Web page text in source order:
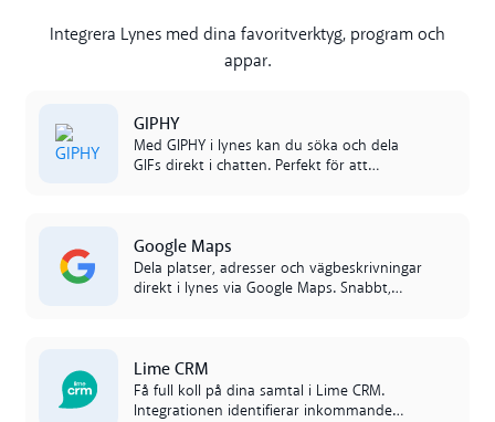
Integrera Lynes med dina favoritverktyg, program och
appar.
GIPHY
Med GIPHY i lynes kan du söka och dela
GIFs direkt i chatten. Perfekt för att
Google Maps
Dela platser, adresser och vägbeskrivningar
direkt i lynes via Google Maps. Snabbt,
Lime CRM
Få full koll på dina samtal i Lime CRM.
Integrationen identifierar inkommande